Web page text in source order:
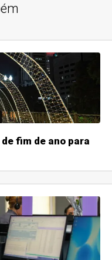
fim de ano para